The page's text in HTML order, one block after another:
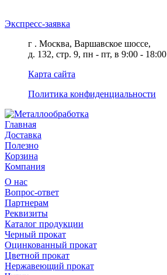
Экспресс-заявка
г . Москва, Варшавское шоссе,
д. 132, стр. 9, пн - пт, в 9:00 - 18:00
Карта сайта
Политика конфиденциальности
Главная
Доставка
Полезно
Корзина
Компания
О нас
Вопрос-ответ
Партнерам
Реквизиты
Каталог продукции
Черный прокат
Оцинкованный прокат
Цветной прокат
Нержавеющий прокат